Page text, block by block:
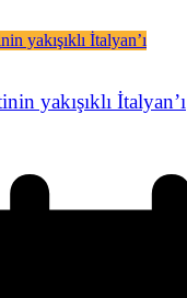
yakışıklı İtalyan’ı